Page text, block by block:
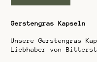
Gerstengras Kapseln
Unsere Gerstengras
Liebhaber von